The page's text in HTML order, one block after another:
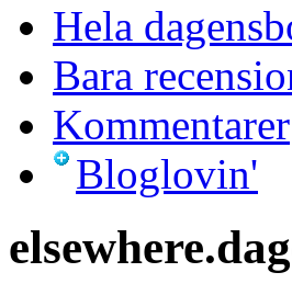
Hela
Bara
Kommentarer
Bloglovin'